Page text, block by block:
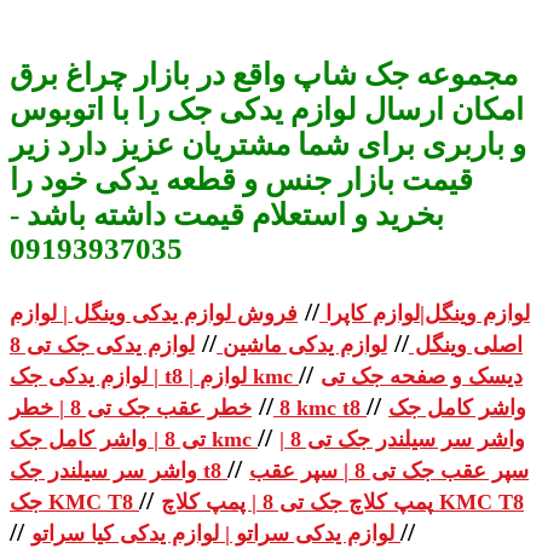
مجموعه جک شاپ واقع در بازار چراغ برق
امکان ارسال لوازم یدکی جک را با اتوبوس
و باربری برای شما مشتریان عزیز دارد زیر
قیمت بازار جنس و قطعه یدکی خود را
بخرید و استعلام قیمت داشته باشد -
09193937035
لوازم وینگل|لوازم کاپرا// فروش لوازم یدکی وینگل | لوازم
اصلی وینگل// لوازم یدکی ماشین//
لوازم یدکی جک تی 8
| لوازم یدکی جک t8 | لوازم kmc // دیسک و صفحه جک تی
8
// خطر عقب جک تی 8 | خطر kmc t8 // واشر کامل جک
تی 8 | واشر کامل جک kmc // واشر سر سیلندر جک تی 8 |
واشر سر سیلندر جک t8 // سپر عقب جک تی 8 | سپر عقب
جک KMC T8 // پمپ کلاچ جک تی 8 | پمپ کلاچ KMC T8
// //